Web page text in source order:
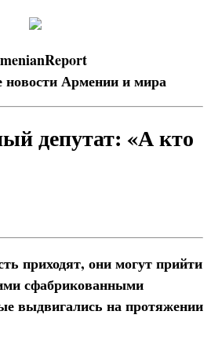
Армении и мира
депутат: «А кто
приходят, они могут прийти
сфабрикованными
выдвигались на протяжении